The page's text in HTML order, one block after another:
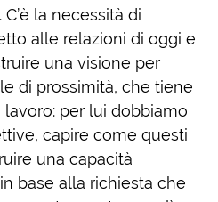
la necessità di
alle relazioni di oggi e
una visione per
di prossimità, che tiene
per lui dobbiamo
capire come questi
una capacità
base alla richiesta che